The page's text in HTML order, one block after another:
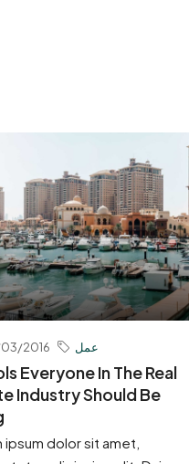
2016 عمل
Everyone In The Real
Industry Should Be
ipsum dolor sit amet,